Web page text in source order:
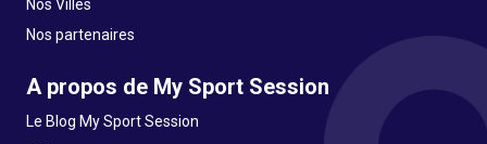
Nos Villes
Nos partenaires
A propos de My Sport Session
Le Blog My Sport Session